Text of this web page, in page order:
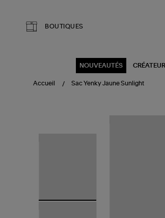
BOUTIQUES
NOUVEAUTÉS
Accueil Sac Yenky Jaune Sunlight